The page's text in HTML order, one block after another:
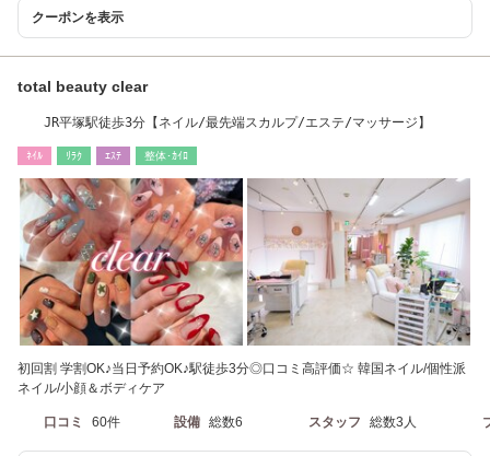
クーポンを表示
total beauty clear
JR平塚駅徒歩3分【ネイル/最先端スカルプ/エステ/マッサージ】
ﾈｲﾙ ﾘﾗｸ ｴｽﾃ 整体･ｶｲﾛ
初回割 学割OK♪当日予約OK♪駅徒歩3分◎口コミ高評価☆ 韓国ネイル/個性派
ネイル/小顔＆ボディケア
口コミ 60件 設備 総数6 スタッフ 総数3人